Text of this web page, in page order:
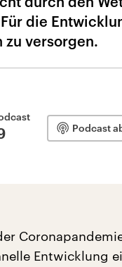
die
zu versorgen.
Podcast
Entwicklung